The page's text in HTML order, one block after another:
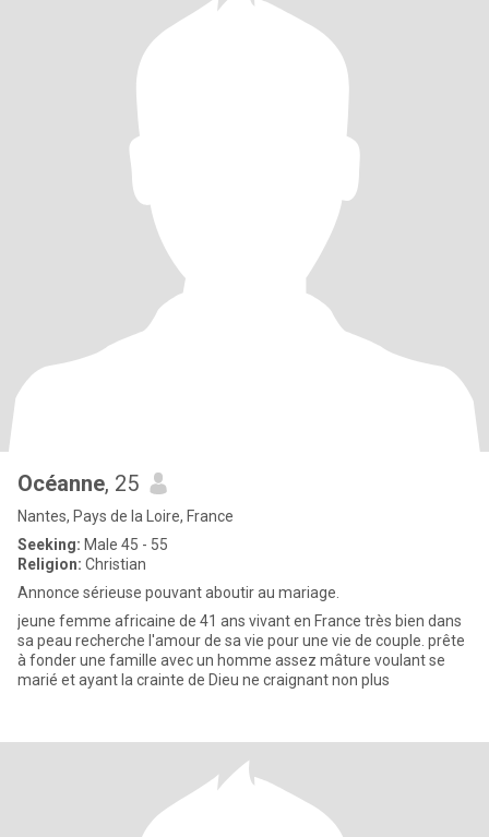
Océanne, 25
Nantes, Pays de la Loire, France
Seeking: Male 45 - 55
Religion: Christian
Annonce sérieuse pouvant aboutir au mariage.
jeune femme africaine de 41 ans vivant en France très bien dans
sa peau recherche l'amour de sa vie pour une vie de couple. prête
à fonder une famille avec un homme assez mâture voulant se
marié et ayant la crainte de Dieu ne craignant non plus